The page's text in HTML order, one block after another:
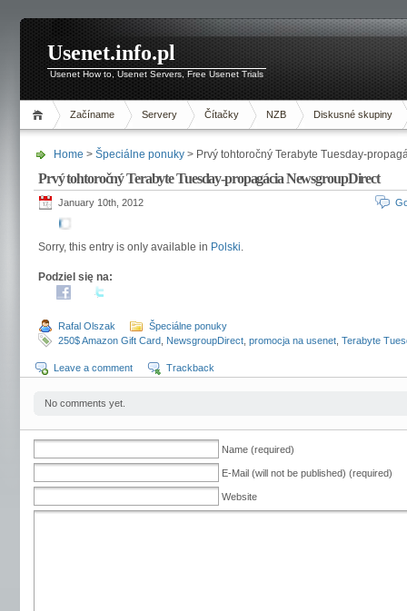
Usenet.info.pl
Usenet How to, Usenet Servers, Free Usenet Trials
Začíname Servery Čítačky NZB Diskusné skupiny
Home > Špeciálne ponuky > Prvý tohtoročný Terabyte Tuesday-
Prvý tohtoročný Terabyte Tuesday-propagácia NewsgroupDirect
January 10th, 2012
Sorry, this entry is only available in Polski.
Podziel się na:
Rafal Olszak
Špeciálne ponuky
250$ Amazon Gift Card NewsgroupDirect promocja na usenet Terabyte
Leave a comment Trackback
No comments yet.
Name (required)
E-Mail (will not be published) (required)
Website